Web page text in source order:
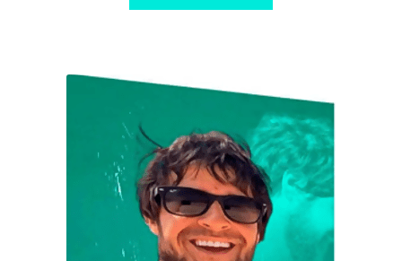
$ 97,00. $ 10,00.